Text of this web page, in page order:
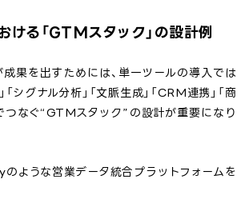
ける「GTMスタック」の設計例
果を出すためには、単一ツールの導入では
「シグナル分析」「文脈生成」「CRM連携」「商
つなぐ“GTMスタック”の設計が重要になり
のような営業データ統合プラットフォームを